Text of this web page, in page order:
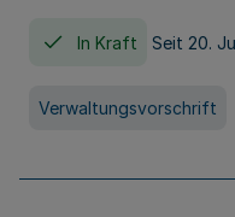
In Kraft Seit 20.
Verwaltungsvorschrift